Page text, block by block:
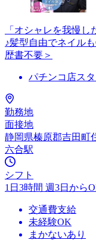
「オシャレを我慢
♪髪型自由でネイル
歴書不要＞
パチンコ店ス
勤務地
面接地
静岡県榛原郡吉田町
六合駅
シフト
1日3時間 週3日から
交通費支給
未経験OK
まかないあり